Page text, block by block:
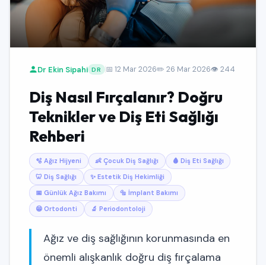
Kliniğe Dön
Giriş Yap
Kayıt Ol (Ücretsiz)
Dr Ekin Sipahi DR 📅 12 Mar 2026✏️ 26 Mar 2026👁 244
Diş Nasıl Fırçalanır? Doğru
Teknikler ve Diş Eti Sağlığı
Rehberi
🫧 Ağız Hijyeni 👶 Çocuk Diş Sağlığı
🩸 Diş Eti Sağlığı
🦷 Diş Sağlığı
✨ Estetik Diş Hekimliği
📅 Günlük Ağız Bakımı
🔩 İmplant Bakımı
😁 Ortodonti
🔬 Periodontoloji
Ağız ve diş sağlığının korunmasında en
önemli alışkanlık doğru diş fırçalama